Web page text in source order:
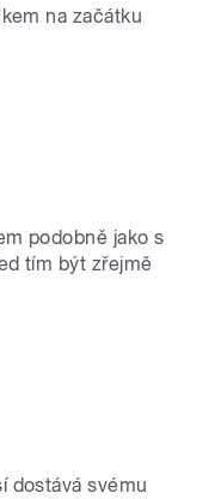
na začátku
podobně jako s
tím být zřejmě
dostává svému